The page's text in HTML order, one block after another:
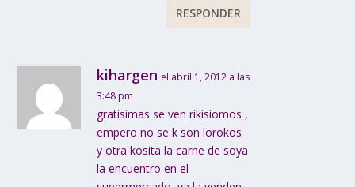
RESPONDER
kihargen el abril 1, 2012 a las
3:48 pm
gratisimas se ven rikisiomos ,
empero no se k son lorokos
y otra kosita la carne de soya
la encuentro en el